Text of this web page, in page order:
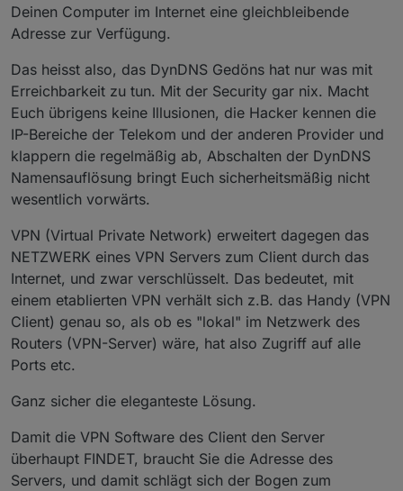
Deinen Computer im Internet eine gleichbleibende
Adresse zur Verfügung.
Das heisst also, das DynDNS Gedöns hat nur was mit
Erreichbarkeit zu tun. Mit der Security gar nix. Macht
Euch übrigens keine Illusionen, die Hacker kennen die
IP-Bereiche der Telekom und der anderen Provider und
klappern die regelmäßig ab, Abschalten der DynDNS
Namensauflösung bringt Euch sicherheitsmäßig nicht
wesentlich vorwärts.
VPN (Virtual Private Network) erweitert dagegen das
NETZWERK eines VPN Servers zum Client durch das
Internet, und zwar verschlüsselt. Das bedeutet, mit
einem etablierten VPN verhält sich z.B. das Handy (VPN
Client) genau so, als ob es "lokal" im Netzwerk des
Routers (VPN-Server) wäre, hat also Zugriff auf alle
Ports etc.
Ganz sicher die eleganteste Lösung.
Damit die VPN Software des Client den Server
überhaupt FINDET, braucht Sie die Adresse des
Servers, und damit schlägt sich der Bogen zum